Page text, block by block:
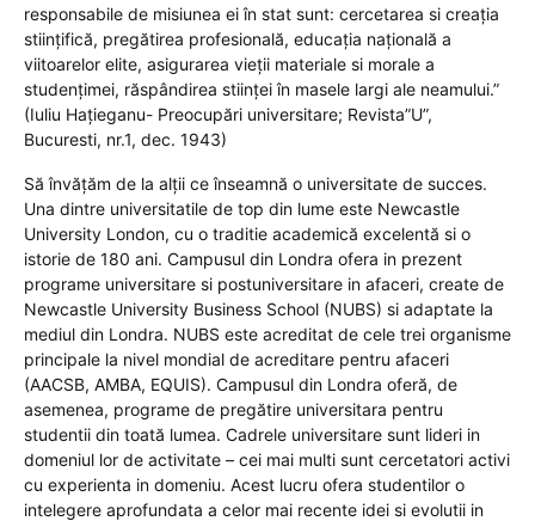
responsabile de misiunea ei în stat sunt: cercetarea si creaţia
stiinţifică, pregătirea profesională, educaţia naţională a
viitoarelor elite, asigurarea vieţii materiale si morale a
studenţimei, răspândirea stiinţei în masele largi ale neamului.”
(Iuliu Haţieganu- Preocupări universitare; Revista”U”,
Bucuresti, nr.1, dec. 1943)
Să învăţăm de la alţii ce înseamnă o universitate de succes.
Una dintre universitatile de top din lume este Newcastle
University London, cu o traditie academică excelentă si o
istorie de 180 ani. Campusul din Londra ofera in prezent
programe universitare si postuniversitare in afaceri, create de
Newcastle University Business School (NUBS) si adaptate la
mediul din Londra. NUBS este acreditat de cele trei organisme
principale la nivel mondial de acreditare pentru afaceri
(AACSB, AMBA, EQUIS). Campusul din Londra oferă, de
asemenea, programe de pregătire universitara pentru
studentii din toată lumea. Cadrele universitare sunt lideri in
domeniul lor de activitate – cei mai multi sunt cercetatori activi
cu experienta in domeniu. Acest lucru ofera studentilor o
intelegere aprofundata a celor mai recente idei si evolutii in